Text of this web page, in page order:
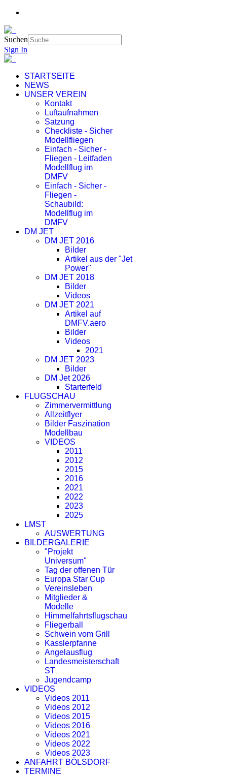
Suchen
Sign In
STARTSEITE
NEWS
UNSER VEREIN
Kontakt
Luftaufnahmen
Satzung
Checkliste - Sicher
Modellfliegen
Einfach - Sicher -
Fliegen - Leitfaden
Modellflug im
DMFV
Einfach - Sicher -
Fliegen -
Schaubild:
Modellflug im
DMFV
DM JET
DM JET 2016
Bilder
Artikel aus der "Jet
Power"
DM JET 2018
Bilder
Videos
DM JET 2021
Artikel auf
DMFV.aero
Bilder
Videos
2021
DM JET 2023
Bilder
DM Jet 2026
Starterfeld
FLUGSCHAU
Zimmervermittlung
Allzeitflyer
Bilder Faszination
Modellbau
VIDEOS
2011
2012
2015
2016
2021
2022
2023
2025
LMST
AUSWERTUNG
BILDERGALERIE
"Projekt
Universum"
Tag der offenen Tür
Europa Star Cup
Vereinsleben
Mitglieder &
Modelle
Himmelfahrtsflugschau
Fliegerball
Schwein vom Grill
Kasslerpfanne
Angelausflug
Landesmeisterschaft
ST
Jugendcamp
VIDEOS
Videos 2011
Videos 2012
Videos 2015
Videos 2016
Videos 2021
Videos 2022
Videos 2023
ANFAHRT BÖLSDORF
TERMINE